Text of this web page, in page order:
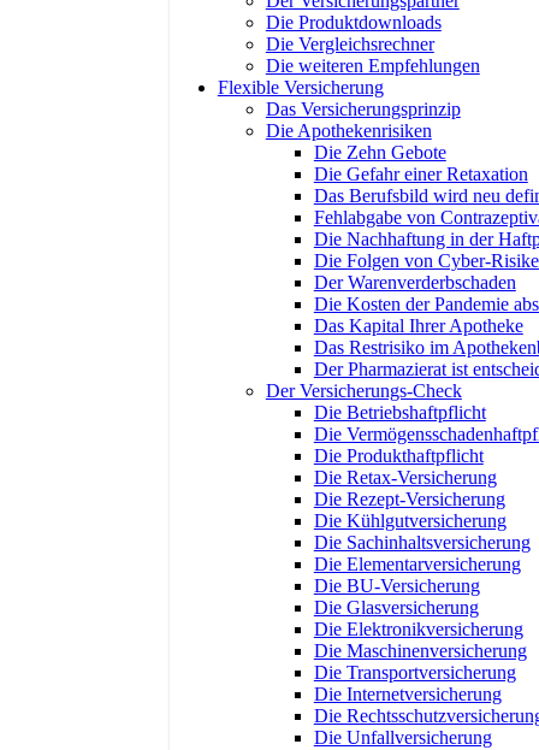
Die Produktdownloads
Die Vergleichsrechner
Die weiteren Empfehlungen
Flexible Versicherung
Das Versicherungsprinzip
Die Apothekenrisiken
Die Zehn Gebote
Die Gefahr einer Retaxation
Das Berufsbild wird neu
Fehlabgabe von
Die Nachhaftung in der
Die Folgen von Cyber-
Der Warenverderbschaden
Die Kosten der Pandemie
Das Kapital Ihrer Apotheke
Das Restrisiko im
Der Pharmazierat ist
Der Versicherungs-Check
Die Betriebshaftpflicht
Die
Die Produkthaftpflicht
Die Retax-Versicherung
Die Rezept-Versicherung
Die Kühlgutversicherung
Die Sachinhaltsversicherung
Die Elementarversicherung
Die BU-Versicherung
Die Glasversicherung
Die Elektronikversicherung
Die Maschinenversicherung
Die Transportversicherung
Die Internetversicherung
Die
Die Unfallversicherung